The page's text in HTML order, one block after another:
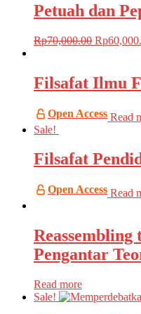
Petuah dan
Rp70,000.00 Rp
Filsafat Ilmu
Open Access Read
Sale!
Filsafat
Open Access Read
Reassembling
Pengantar
Read more
Sale!